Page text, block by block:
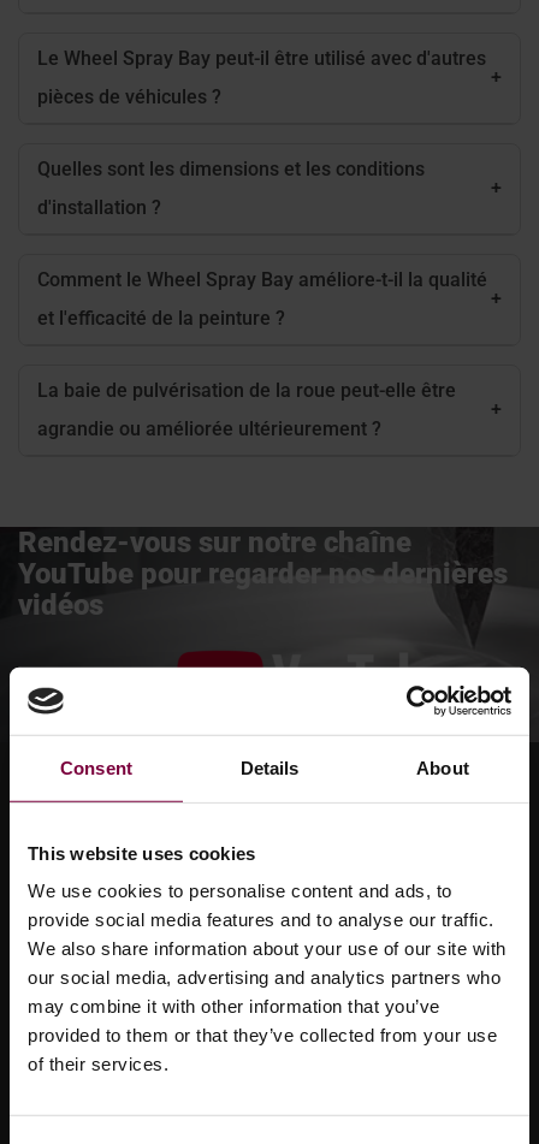
Consent Details About
This website uses cookies
We use cookies to personalise content and ads, to
provide social media features and to analyse our traffic.
We also share information about your use of our site with
our social media, advertising and analytics partners who
may combine it with other information that you’ve
provided to them or that they’ve collected from your use
of their services.
Le Wheel Spray Bay peut-il être utilisé avec d'autres
pièces de véhicules ?
+
Quelles sont les dimensions et les conditions
d'installation ?
+
Comment le Wheel Spray Bay améliore-t-il la qualité
et l'efficacité de la peinture ?
+
La baie de pulvérisation de la roue peut-elle être
agrandie ou améliorée ultérieurement ?
+
Rendez-vous sur notre chaîne
YouTube pour regarder nos dernières
vidéos